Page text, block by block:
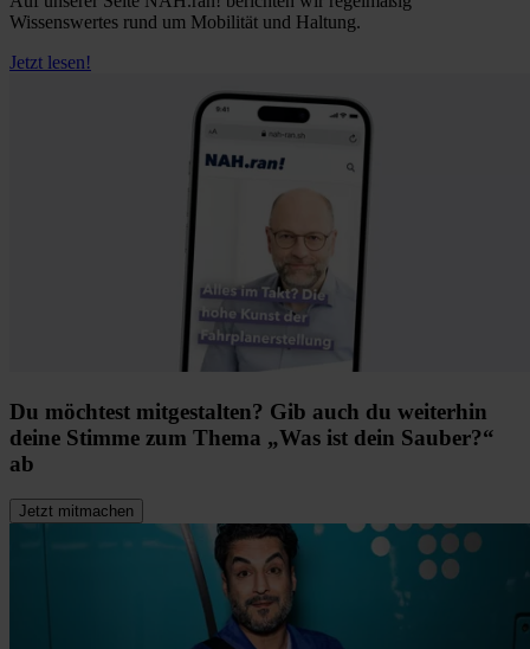
Wissenswertes rund um Mobilität und Haltung.
Jetzt lesen!
Du möchtest mitgestalten? Gib auch du weiterhin
deine Stimme zum Thema „Was ist dein Sauber?“
ab
Jetzt mitmachen